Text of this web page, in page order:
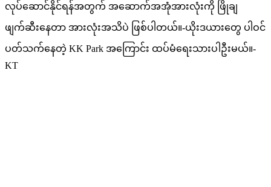
လုပ်ဆောင်နိုင်ရန်အတွက် အဆောက်အအုံအားလုံးကို ဖြိုချ
ဖျက်ဆီးနေတာ အားလုံးအသိပဲ ဖြစ်ပါတယ်။-ယိုးဒယားတွေ ပါဝင်
ပတ်သက်နေတဲ့ KK Park အကြောင်း ထပ်မံရေးသားပါဦးမယ်။-
KT